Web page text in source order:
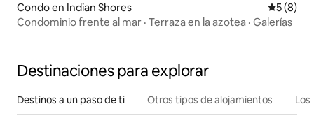
Condo en Indian Shores
5 (8)
Condominio frente al mar · Terraza en la azotea · Galerías
Destinaciones para explorar
Destinos a un paso de ti Otros tipos de alojamientos